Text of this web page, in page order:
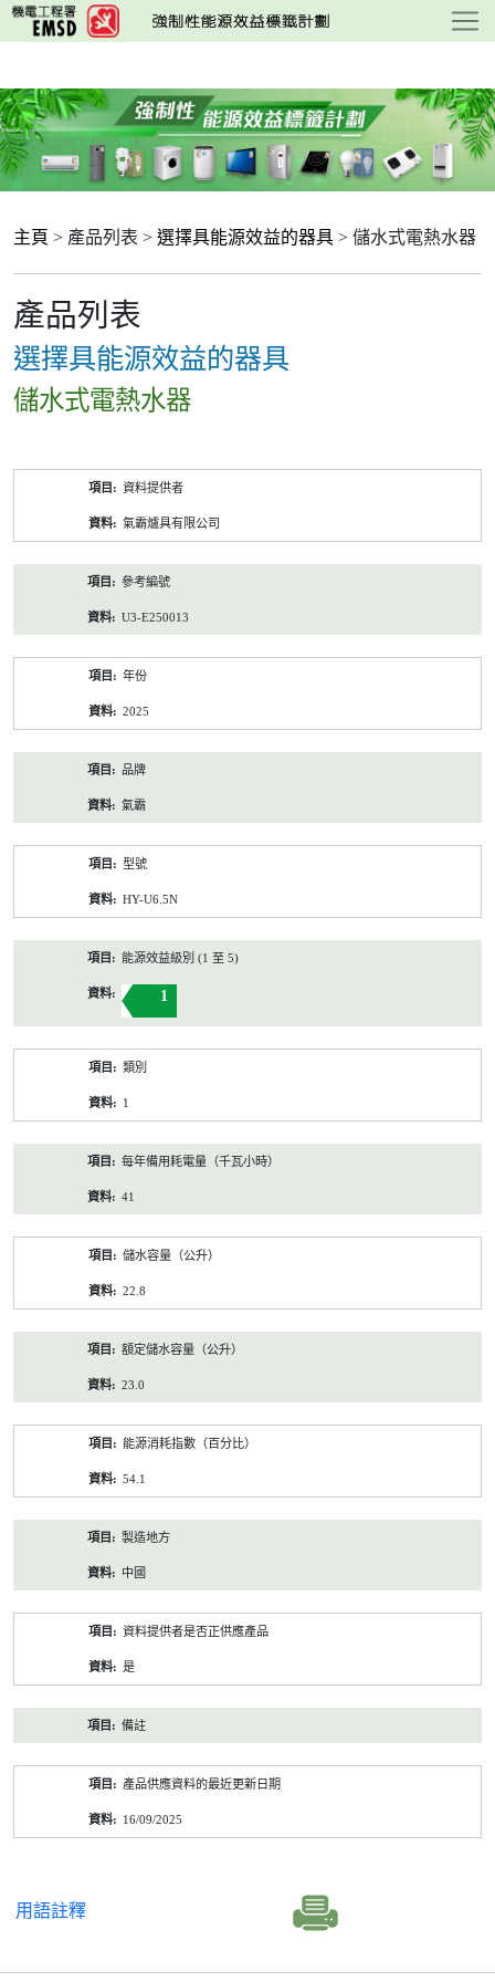
跳
至
要
內
容
主頁 > 產品列表 > 選擇具能源效益的器具 > 儲水式電熱水器
產品列表
選擇具能源效益的器具
儲水式電熱水器
資料提供者
氣霸爐具有限公司
參考編號
U3-E250013
年份
2025
品牌
氣霸
型號
HY-U6.5N
能源效益級別 (1 至 5)
1
類別
1
每年備用耗電量（千瓦小時）
41
儲水容量（公升）
22.8
額定儲水容量（公升）
23.0
能源消耗指數（百分比）
54.1
製造地方
中國
資料提供者是否正供應產品
是
備註
產品供應資料的最近更新日期
16/09/2025
用語註釋